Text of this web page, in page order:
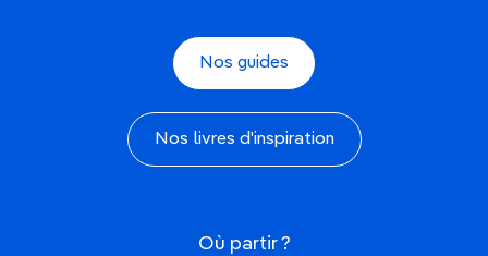
Nos guides
Nos livres d'inspiration
Où partir ?